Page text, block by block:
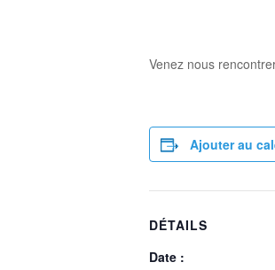
Venez nous
Ajouter au
DÉTAILS
Date :